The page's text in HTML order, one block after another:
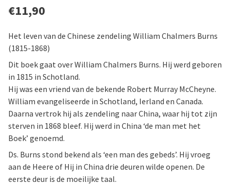
€11,90
Het leven van de Chinese zendeling William Chalmers Burns
(1815-1868)
Dit boek gaat over William Chalmers Burns. Hij werd geboren
in 1815 in Schotland.
Hij was een vriend van de bekende Robert Murray McCheyne.
William evangeliseerde in Schotland, Ierland en Canada.
Daarna vertrok hij als zendeling naar China, waar hij tot zijn
sterven in 1868 bleef. Hij werd in China ‘de man met het
Boek’ genoemd.
Ds. Burns stond bekend als ‘een man des gebeds’. Hij vroeg
aan de Heere of Hij in China drie deuren wilde openen. De
eerste deur is de moeilijke taal.